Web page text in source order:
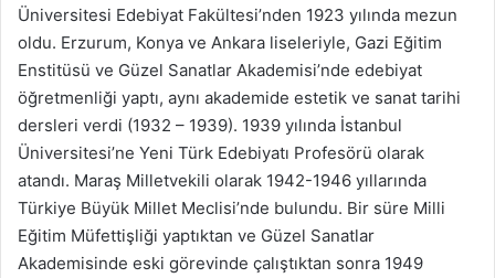
Üniversitesi Edebiyat Fakültesi’nden 1923 yılında mezun
oldu. Erzurum, Konya ve Ankara liseleriyle, Gazi Eğitim
Enstitüsü ve Güzel Sanatlar Akademisi’nde edebiyat
öğretmenliği yaptı, aynı akademide estetik ve sanat tarihi
dersleri verdi (1932 – 1939). 1939 yılında İstanbul
Üniversitesi’ne Yeni Türk Edebiyatı Profesörü olarak
atandı. Maraş Milletvekili olarak 1942-1946 yıllarında
Türkiye Büyük Millet Meclisi’nde bulundu. Bir süre Milli
Eğitim Müfettişliği yaptıktan ve Güzel Sanatlar
Akademisinde eski görevinde çalıştıktan sonra 1949